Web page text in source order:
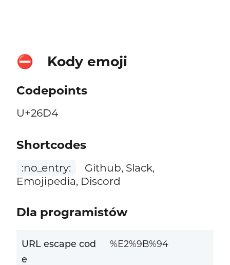
⛔ Kody emoji
Codepoints
U+26D4
Shortcodes
:no_entry:
Github, Slack,
Emojipedia, Discord
Dla programistów
URL escape cod
e
%E2%9B%94